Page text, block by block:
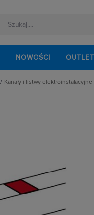
NOWOŚCI OUTLET
Kanały i listwy elektroinstalacyjne
Spinki, uchwyty i klamry
Zakończenia kanałów